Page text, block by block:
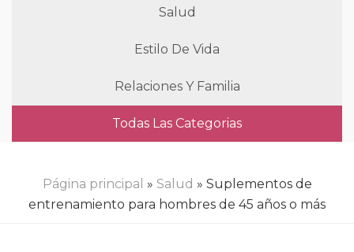
Salud
Estilo De Vida
Relaciones Y Familia
Todas Las Categorias
Página principal » Salud » Suplementos de
entrenamiento para hombres de 45 años o más